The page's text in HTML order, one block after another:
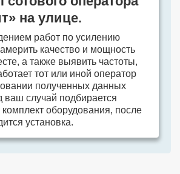
на улице.
работ по усилению
качество и мощность
а также выявить частоты,
тот или иной оператор
полученных данных
ваш случай подбирается
оборудования, после
установка.